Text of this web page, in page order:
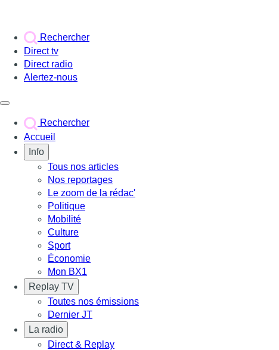
Rechercher
Direct tv
Direct radio
Alertez-nous
Rechercher
Accueil
Info
Tous nos articles
Nos reportages
Le zoom de la rédac'
Politique
Mobilité
Culture
Sport
Économie
Mon BX1
Replay TV
Toutes nos émissions
Dernier JT
La radio
Direct & Replay